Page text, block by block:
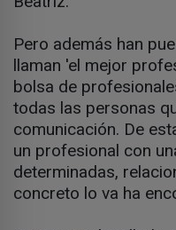
Pero además han
llaman 'el mejor
bolsa de
todas las personas
comunicación. De
un profesional con
determinadas,
concreto lo va ha